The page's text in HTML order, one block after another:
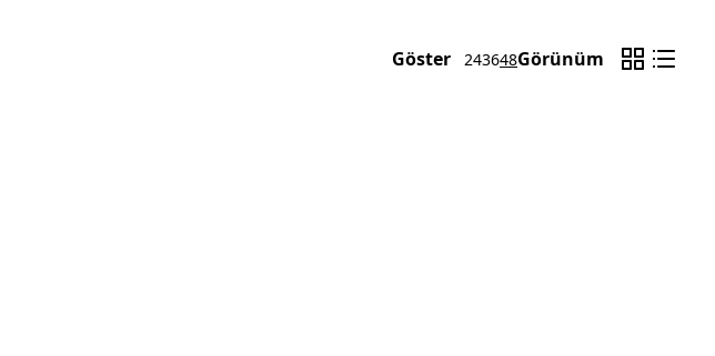
Göster 243648Görünüm